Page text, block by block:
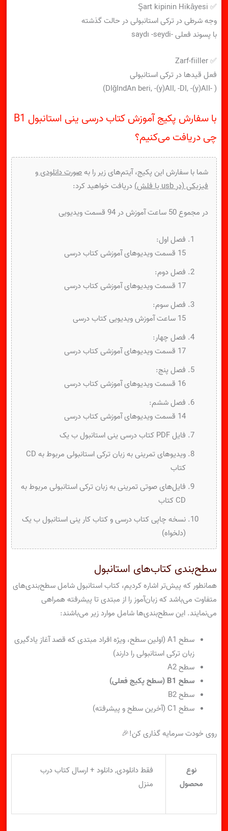
✅ Şart kipinin Hikâyesi
وجه شرطی در ترکی استانبولی در حالت گذشته
با پسوند فعلی -saydı -seydi
✅ Zarf-fiiller
فعل قیدها در ترکی استانبولی
( -DIğIndAn beri, -(y)AlI, -DI, -(y)AlI)
با سفارش پکیج آموزش کتاب درسی ینی استانبول B1
چی دریافت می‌کنیم؟
شما با سفارش این پکیج، آیتم‌های زیر را بهصورت دانلودی و
فیزیکی (در usb یا فلش)
دریافت خواهید کرد:
در مجموع 50 ساعت آموزش در 94 قسمت ویدیویی
فصل اول:
15 قسمت ویدیوهای آموزشی کتاب درسی
فصل دوم:
17 قسمت ویدیوهای آموزشی کتاب درسی
فصل سوم:
15 ساعت آموزش ویدیویی کتاب درسی
فصل چهار:
17 قسمت ویدیوهای آموزشی کتاب درسی
فصل پنج:
16 قسمت ویدیوهای آموزشی کتاب درسی
فصل ششم:
14 قسمت ویدیوهای آموزشی کتاب درسی
فایل PDF کتاب درسی ینی استانبول ب یک
ویدیوهای تمرینی به زبان ترکی استانبولی مربوط به CD
کتاب
فایل‌های صوتی تمرینی به زبان ترکی استانبولی مربوط به
CD کتاب
نسخه چاپی کتاب درسی و کتاب کار ینی استانبول ب یک
(دلخواه)
سطح‌بندی کتاب‌های استانبول
همانطور که پیش‌‌تر اشاره کردیم، کتاب استانبول شامل سطح‌بندی‌های
متفاوت می‌باشد که زبان‌آموز را از مبتدی تا پیشرفته همراهی
می‌نمایند. این سطح‌بندی‌ها شامل موارد زیر می‌باشند:
سطح A1 (اولین سطح، ویژه افراد مبتدی که قصد آغاز یادگیری
زبان ترکی استانبولی را دارند)
سطح A2
سطح B1 (سطح پکیج فعلی)
سطح B2
سطح C1 (آخرین سطح و پیشرفته)
روی خودت سرمایه گذاری کن!🎉
نوع
محصول
فقط دانلودی, دانلود + ارسال کتاب درب
منزل